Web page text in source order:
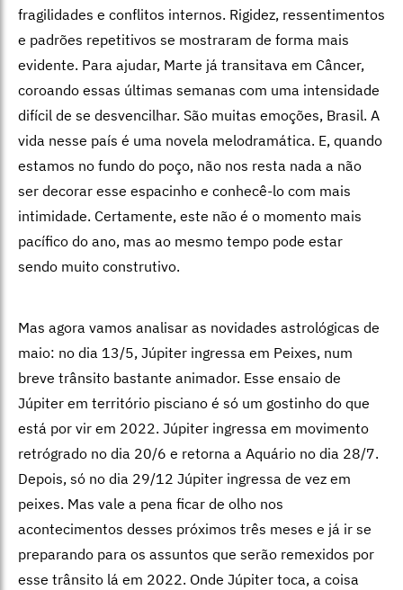
fragilidades e conflitos internos. Rigidez, ressentimentos
e padrões repetitivos se mostraram de forma mais
evidente. Para ajudar, Marte já transitava em Câncer,
coroando essas últimas semanas com uma intensidade
difícil de se desvencilhar. São muitas emoções, Brasil. A
vida nesse país é uma novela melodramática. E, quando
estamos no fundo do poço, não nos resta nada a não
ser decorar esse espacinho e conhecê-lo com mais
intimidade. Certamente, este não é o momento mais
pacífico do ano, mas ao mesmo tempo pode estar
sendo muito construtivo.
Mas agora vamos analisar as novidades astrológicas de
maio: no dia 13/5, Júpiter ingressa em Peixes, num
breve trânsito bastante animador. Esse ensaio de
Júpiter em território pisciano é só um gostinho do que
está por vir em 2022. Júpiter ingressa em movimento
retrógrado no dia 20/6 e retorna a Aquário no dia 28/7.
Depois, só no dia 29/12 Júpiter ingressa de vez em
peixes. Mas vale a pena ficar de olho nos
acontecimentos desses próximos três meses e já ir se
preparando para os assuntos que serão remexidos por
esse trânsito lá em 2022. Onde Júpiter toca, a coisa